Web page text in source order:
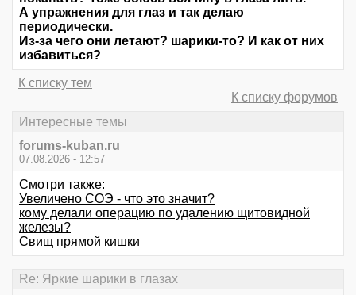
А упражнения для глаз и так делаю
периодически.
Из-за чего они летают? шарики-то? И как от них
избавиться?
К списку тем
К списку форумов
Интересные темы
forums-kuban.ru
07.08.2026 - 12:57
Смотри также:
Увеличено СОЭ - что это значит?
кому делали операцию по удалению щитовидной
железы?
Свищ прямой кишки
Re: Яркие шарики в глазах